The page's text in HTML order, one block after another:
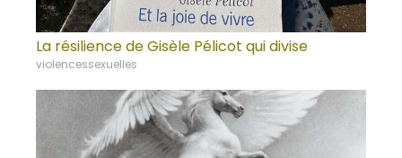
La résilience de Gisèle Pélicot qui divise
violencessexuelles